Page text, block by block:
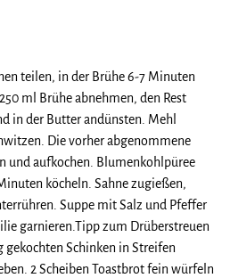
teilen, in der Brühe 6-7 Minuten
ml Brühe abnehmen, den Rest
in der Butter andünsten. Mehl
Die vorher abgenommene
und aufkochen. Blumenkohlpüree
köcheln. Sahne zugießen,
Suppe mit Salz und Pfeffer
garnieren.Tipp zum Drüberstreuen
gekochten Schinken in Streifen
2 Scheiben Toastbrot fein würfeln